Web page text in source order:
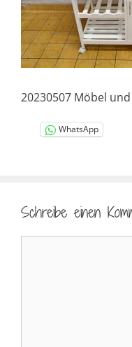
20230507 Möbel
WhatsApp
Schreibe einen